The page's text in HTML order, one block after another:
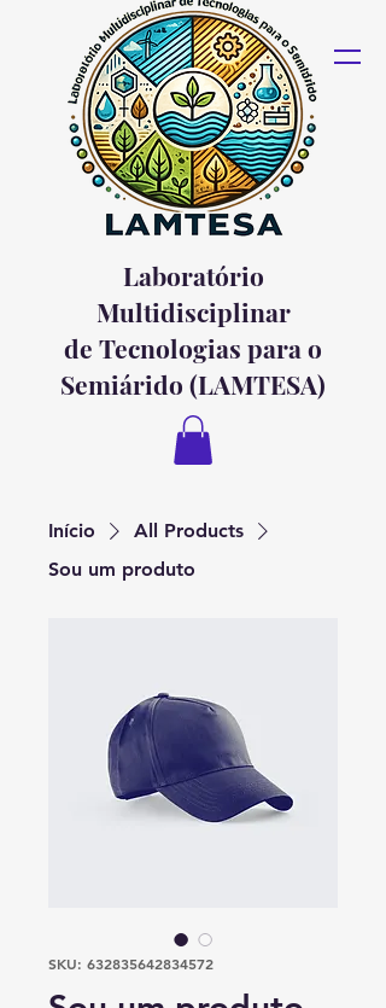
Laboratório
Multidisciplinar
de Tecnologias para o
Semiárido (LAMTESA)
Início
All Products
Sou um produto
SKU: 632835642834572